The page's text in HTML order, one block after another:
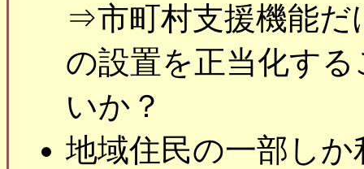
⇒市町村支援機能だ
の設置を正当化す
いか？
地域住民の一部し